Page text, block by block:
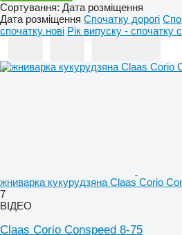
Сортування: Дата розміщення
Дата розміщення Спочатку дорогі
спочатку нові Рік випуску - спочатку
жниварка кукурудзяна Claas Corio
7
ВІДЕО
Claas Corio Conspeed 8-75